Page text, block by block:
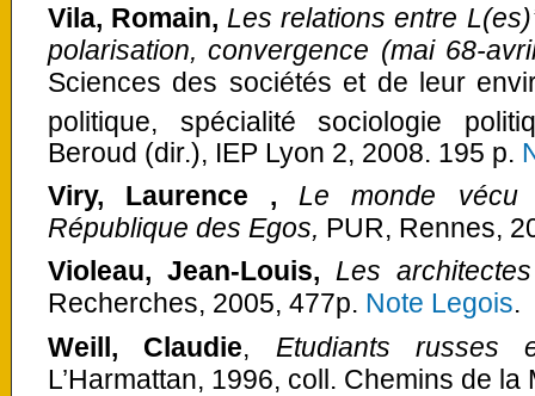
Vila, Romain, Les relations entre
polarisation, convergence (mai 68-
Sciences des sociétés et de leur
politique, spécialité sociologie
Beroud (dir.), IEP Lyon 2, 2008. 195 p.
Viry, Laurence ,Le monde vécu
République des Egos, PUR, Rennes,
Violeau, Jean-Louis,Les
Recherches, 2005, 477p. Note Legois.
Weill, Claudie,
Etudiants russes
L’Harmattan, 1996, coll. Chemins de